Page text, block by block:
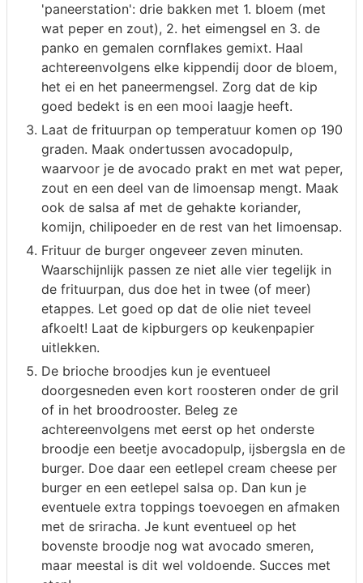
'paneerstation': drie bakken met 1. bloem (met
wat peper en zout), 2. het eimengsel en 3. de
panko en gemalen cornflakes gemixt. Haal
achtereenvolgens elke kippendij door de bloem,
het ei en het paneermengsel. Zorg dat de kip
goed bedekt is en een mooi laagje heeft.
Laat de frituurpan op temperatuur komen op 190
graden. Maak ondertussen avocadopulp,
waarvoor je de avocado prakt en met wat peper,
zout en een deel van de limoensap mengt. Maak
ook de salsa af met de gehakte koriander,
komijn, chilipoeder en de rest van het limoensap.
Frituur de burger ongeveer zeven minuten.
Waarschijnlijk passen ze niet alle vier tegelijk in
de frituurpan, dus doe het in twee (of meer)
etappes. Let goed op dat de olie niet teveel
afkoelt! Laat de kipburgers op keukenpapier
uitlekken.
De brioche broodjes kun je eventueel
doorgesneden even kort roosteren onder de gril
of in het broodrooster. Beleg ze
achtereenvolgens met eerst op het onderste
broodje een beetje avocadopulp, ijsbergsla en de
burger. Doe daar een eetlepel cream cheese per
burger en een eetlepel salsa op. Dan kun je
eventuele extra toppings toevoegen en afmaken
met de sriracha. Je kunt eventueel op het
bovenste broodje nog wat avocado smeren,
maar meestal is dit wel voldoende. Succes met